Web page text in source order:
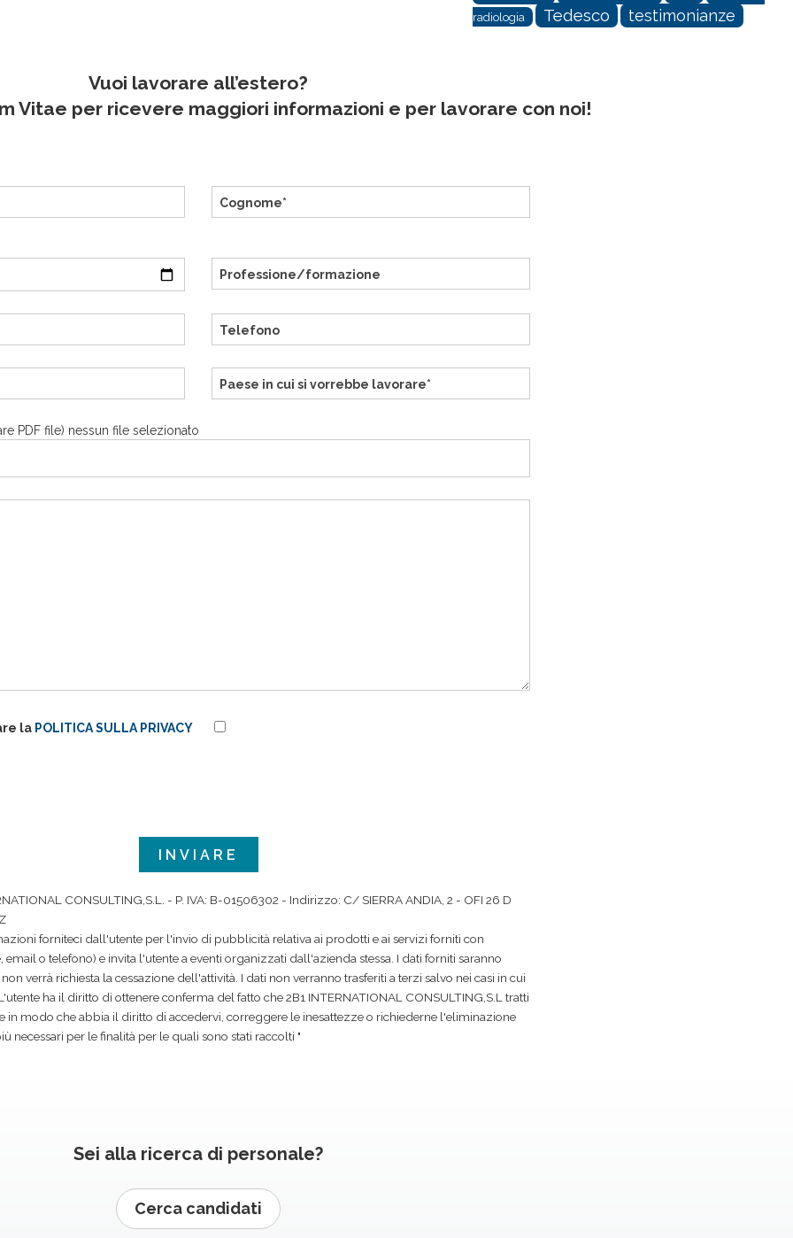
radiologia
Tedesco testimonianze
Vuoi lavorare all’estero?
Vitae per ricevere maggiori informazioni e per lavorare con noi!
PDF file) nessun file selezionato
la POLITICA SULLA PRIVACY
CONSULTING,S.L. - P. IVA: B-01506302 - Indirizzo: C/ SIERRA ANDIA, 2 - OFI 26 D
forniteci dall'utente per l'invio di pubblicità relativa ai prodotti e ai servizi forniti con
email o telefono) e invita l'utente a eventi organizzati dall'azienda stessa. I dati forniti saranno
verrà richiesta la cessazione dell'attività. I dati non verranno trasferiti a terzi salvo nei casi in cui
ha il diritto di ottenere conferma del fatto che 2B1 INTERNATIONAL CONSULTING,S.L tratti
in modo che abbia il diritto di accedervi, correggere le inesattezze o richiederne l'eliminazione
necessari per le finalità per le quali sono stati raccolti "
Sei alla ricerca di personale?
Cerca candidati